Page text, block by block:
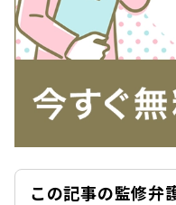
この記事の監修弁